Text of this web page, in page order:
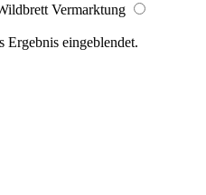
Vermarktung
eingeblendet.